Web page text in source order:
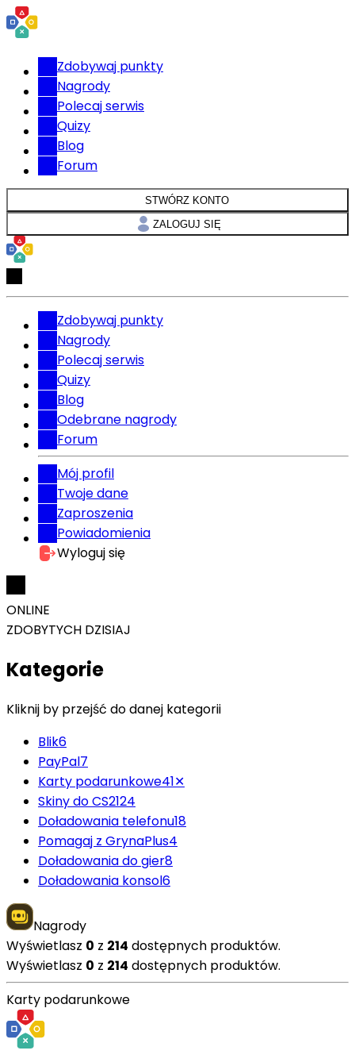
Zdobywaj punkty
Nagrody
Polecaj serwis
Quizy
Blog
Forum
STWÓRZ KONTO
ZALOGUJ SIĘ
Zdobywaj punkty
Nagrody
Polecaj serwis
Quizy
Blog
Odebrane nagrody
Forum
Mój profil
Twoje dane
Zaproszenia
Powiadomienia
Wyloguj się
ONLINE
ZDOBYTYCH DZISIAJ
Kategorie
Kliknij by przejść do danej kategorii
Blik6
PayPal7
Karty podarunkowe41✕
Skiny do CS2124
Doładowania telefonu18
Pomagaj z GrynaPlus4
Doładowania do gier8
Doładowania konsol6
Nagrody
Wyświetlasz 0 z 214 dostępnych produktów.
Wyświetlasz 0 z 214 dostępnych produktów.
Karty podarunkowe